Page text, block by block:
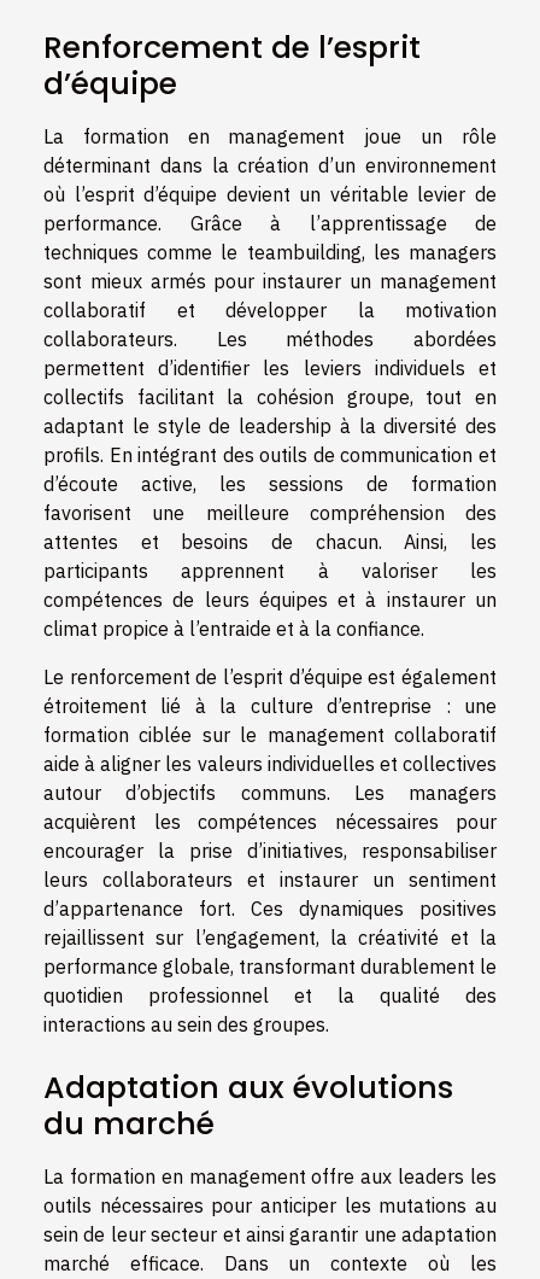
Renforcement de l’esprit
d’équipe
La formation en management joue un rôle
déterminant dans la création d’un environnement
où l’esprit d’équipe devient un véritable levier de
performance. Grâce à l’apprentissage de
techniques comme le teambuilding, les managers
sont mieux armés pour instaurer un management
collaboratif et développer la motivation
collaborateurs. Les méthodes abordées
permettent d’identifier les leviers individuels et
collectifs facilitant la cohésion groupe, tout en
adaptant le style de leadership à la diversité des
profils. En intégrant des outils de communication et
d’écoute active, les sessions de formation
favorisent une meilleure compréhension des
attentes et besoins de chacun. Ainsi, les
participants apprennent à valoriser les
compétences de leurs équipes et à instaurer un
climat propice à l’entraide et à la confiance.
Le renforcement de l’esprit d’équipe est également
étroitement lié à la culture d’entreprise : une
formation ciblée sur le management collaboratif
aide à aligner les valeurs individuelles et collectives
autour d’objectifs communs. Les managers
acquièrent les compétences nécessaires pour
encourager la prise d’initiatives, responsabiliser
leurs collaborateurs et instaurer un sentiment
d’appartenance fort. Ces dynamiques positives
rejaillissent sur l’engagement, la créativité et la
performance globale, transformant durablement le
quotidien professionnel et la qualité des
interactions au sein des groupes.
Adaptation aux évolutions
du marché
La formation en management offre aux leaders les
outils nécessaires pour anticiper les mutations au
sein de leur secteur et ainsi garantir une adaptation
marché efficace. Dans un contexte où les